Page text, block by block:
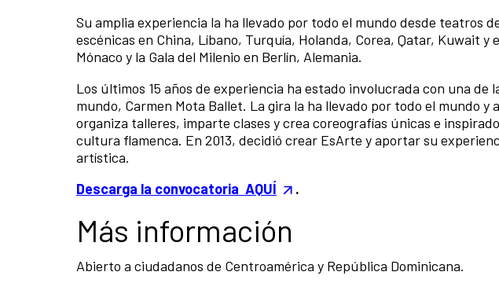
Su amplia experiencia la ha llevado por todo el mundo desde teatros
escénicas en China, Líbano, Turquía, Holanda, Corea, Qatar, Kuwait
Mónaco y la Gala del Milenio en Berlín, Alemania.
Los últimos 15 años de experiencia ha estado involucrada con una de
mundo, Carmen Mota Ballet. La gira la ha llevado por todo el mundo
organiza talleres, imparte clases y crea coreografías únicas e
cultura flamenca. En 2013, decidió crear EsArte y aportar su
artística.
Descarga la convocatoria AQUÍ
.
Más información
Abierto a ciudadanos de Centroamérica y República Dominicana.